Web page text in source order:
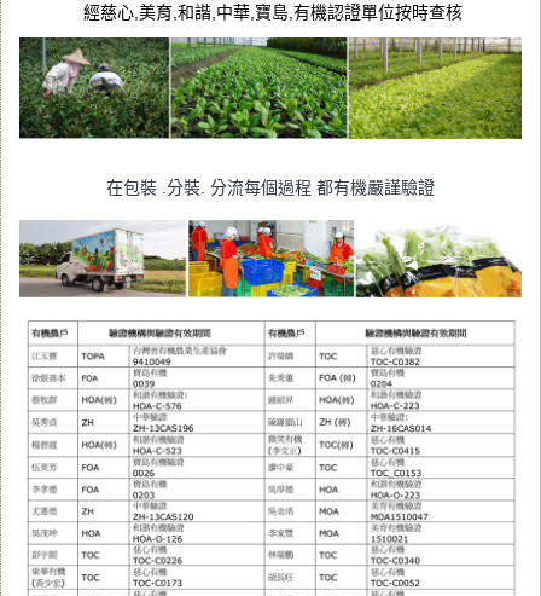
經慈心,美育,和諧,中華,寶島,有機認證單位按時查核
在包裝 .分裝. 分流每個過程 都有機嚴謹驗證